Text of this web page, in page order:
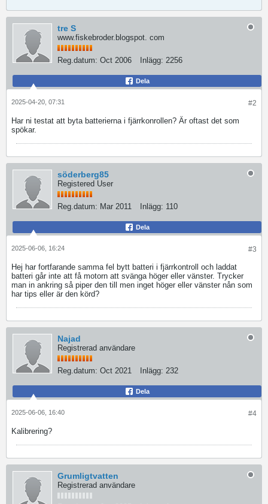
tre S
www.fiskebroder.blogspot. com
Reg.datum: Oct 2006 Inlägg: 2256
Dela
#2
2025-04-20, 07:31
Har ni testat att byta batterierna i fjärrkonrollen? Är oftast det som
spökar.
söderberg85
Registered User
Reg.datum: Mar 2011 Inlägg: 110
Dela
#3
2025-06-06, 16:24
Hej har fortfarande samma fel bytt batteri i fjärrkontroll och laddat
batteri går inte att få motorn att svänga höger eller vänster. Trycker
man in ankring så piper den till men inget höger eller vänster nån som
har tips eller är den körd?
Najad
Registrerad användare
Reg.datum: Oct 2021 Inlägg: 232
Dela
#4
2025-06-06, 16:40
Kalibrering?
Grumligtvatten
Registrerad användare